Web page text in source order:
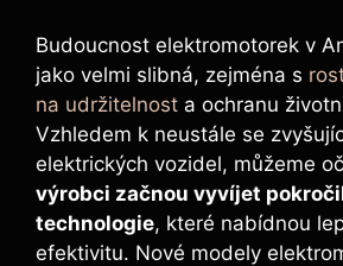
Budoucnost elektromotorek v
jako velmi slibná, zejména s
na udržitelnost a ochranu
Vzhledem k neustále se
elektrických vozidel, můžeme
výrobci začnou vyvíjet
technologie, které nabídnou
efektivitu. Nové modely